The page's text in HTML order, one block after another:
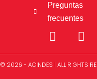
Preguntas
frecuentes
© 2026 - ACINDES | ALL RIGHTS